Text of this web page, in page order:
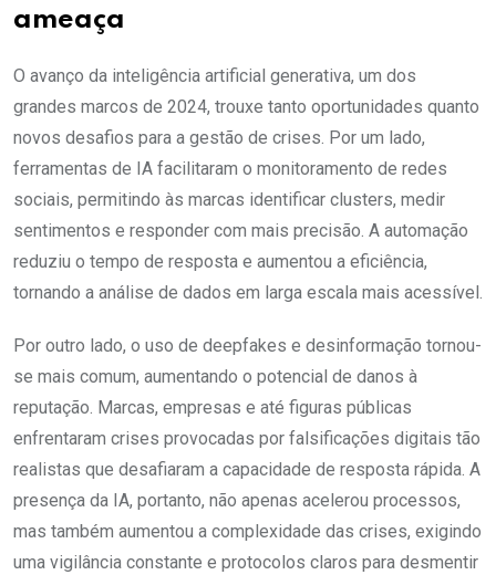
ameaça
O avanço da inteligência artificial generativa, um dos
grandes marcos de 2024, trouxe tanto oportunidades quanto
novos desafios para a gestão de crises. Por um lado,
ferramentas de IA facilitaram o monitoramento de redes
sociais, permitindo às marcas identificar clusters, medir
sentimentos e responder com mais precisão. A automação
reduziu o tempo de resposta e aumentou a eficiência,
tornando a análise de dados em larga escala mais acessível.
Por outro lado, o uso de deepfakes e desinformação tornou-
se mais comum, aumentando o potencial de danos à
reputação. Marcas, empresas e até figuras públicas
enfrentaram crises provocadas por falsificações digitais tão
realistas que desafiaram a capacidade de resposta rápida. A
presença da IA, portanto, não apenas acelerou processos,
mas também aumentou a complexidade das crises, exigindo
uma vigilância constante e protocolos claros para desmentir